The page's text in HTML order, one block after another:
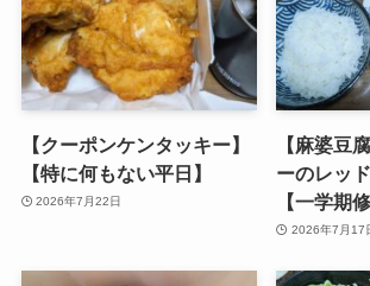
【クーポンケンタッキー】
【特に何もない平日】
2026年7月22日
【麻婆豆
ーのレッ
【一学期
2026年7月17